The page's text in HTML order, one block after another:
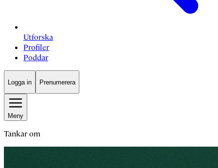
Utforska
Profiler
Poddar
Logga in Prenumerera
Meny
Tankar om